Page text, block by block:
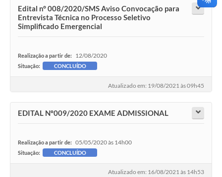
Edital n° 008/2020/SMS Aviso Convocação para
Entrevista Técnica no Processo Seletivo
Simplificado Emergencial
Realização a partir de: 12/08/2020
Situação: CONCLUÍDO
Atualizado em: 19/08/2021 às 09h45
EDITAL Nº009/2020 EXAME ADMISSIONAL
Realização a partir de: 05/05/2020 às 14h00
Situação: CONCLUÍDO
Atualizado em: 16/08/2021 às 14h53